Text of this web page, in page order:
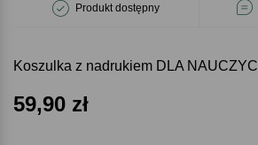
Produkt dostępny
Koszulka z nadrukiem DLA
59,90 zł